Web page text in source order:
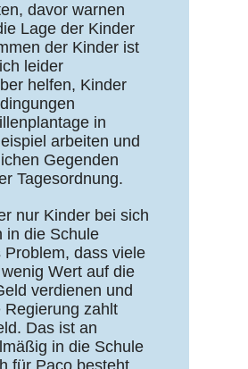
davor warnen
Lage der Kinder
der Kinder ist
leider
helfen, Kinder
in
arbeiten und
Gegenden
Tagesordnung.
nur Kinder bei sich
in die Schule
dass viele
Wert auf die
verdienen und
Regierung zahlt
Das ist an
in die Schule
für Paco besteht